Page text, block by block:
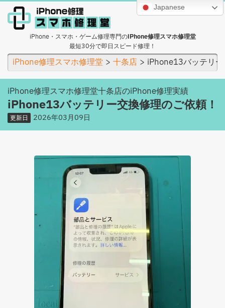
Japanese
iPhone・スマホ・ゲーム修理専門のiPhone修理スマホ修理堂
最短30分で即日スピード修理！
iPhone修理スマホ修理堂 十条店 iPhone13バッテリ
iPhone修理スマホ修理堂十条店のiPhone修理実績
iPhone13バッテリー交換修理のご依頼！
更新日 2026年03月09日